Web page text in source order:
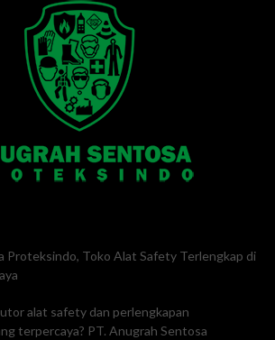
Proteksindo, Toko Alat Safety Terlengkap di
alat safety dan perlengkapan
terpercaya? PT. Anugrah Sentosa